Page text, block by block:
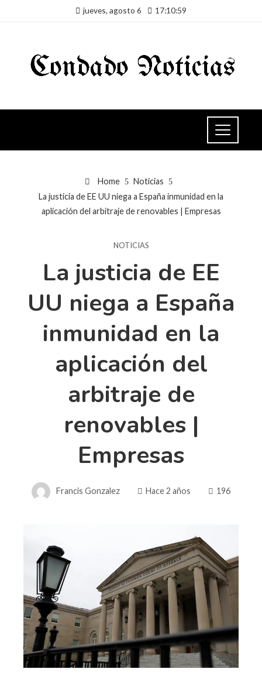
jueves, agosto 6 17:10:59
Home
Noticias
La justicia de EE UU niega a España inmunidad en la
aplicación del arbitraje de renovables | Empresas
NOTICIAS
La justicia de EE
UU niega a España
inmunidad en la
aplicación del
arbitraje de
renovables |
Empresas
Francis Gonzalez Hace 2 años 196